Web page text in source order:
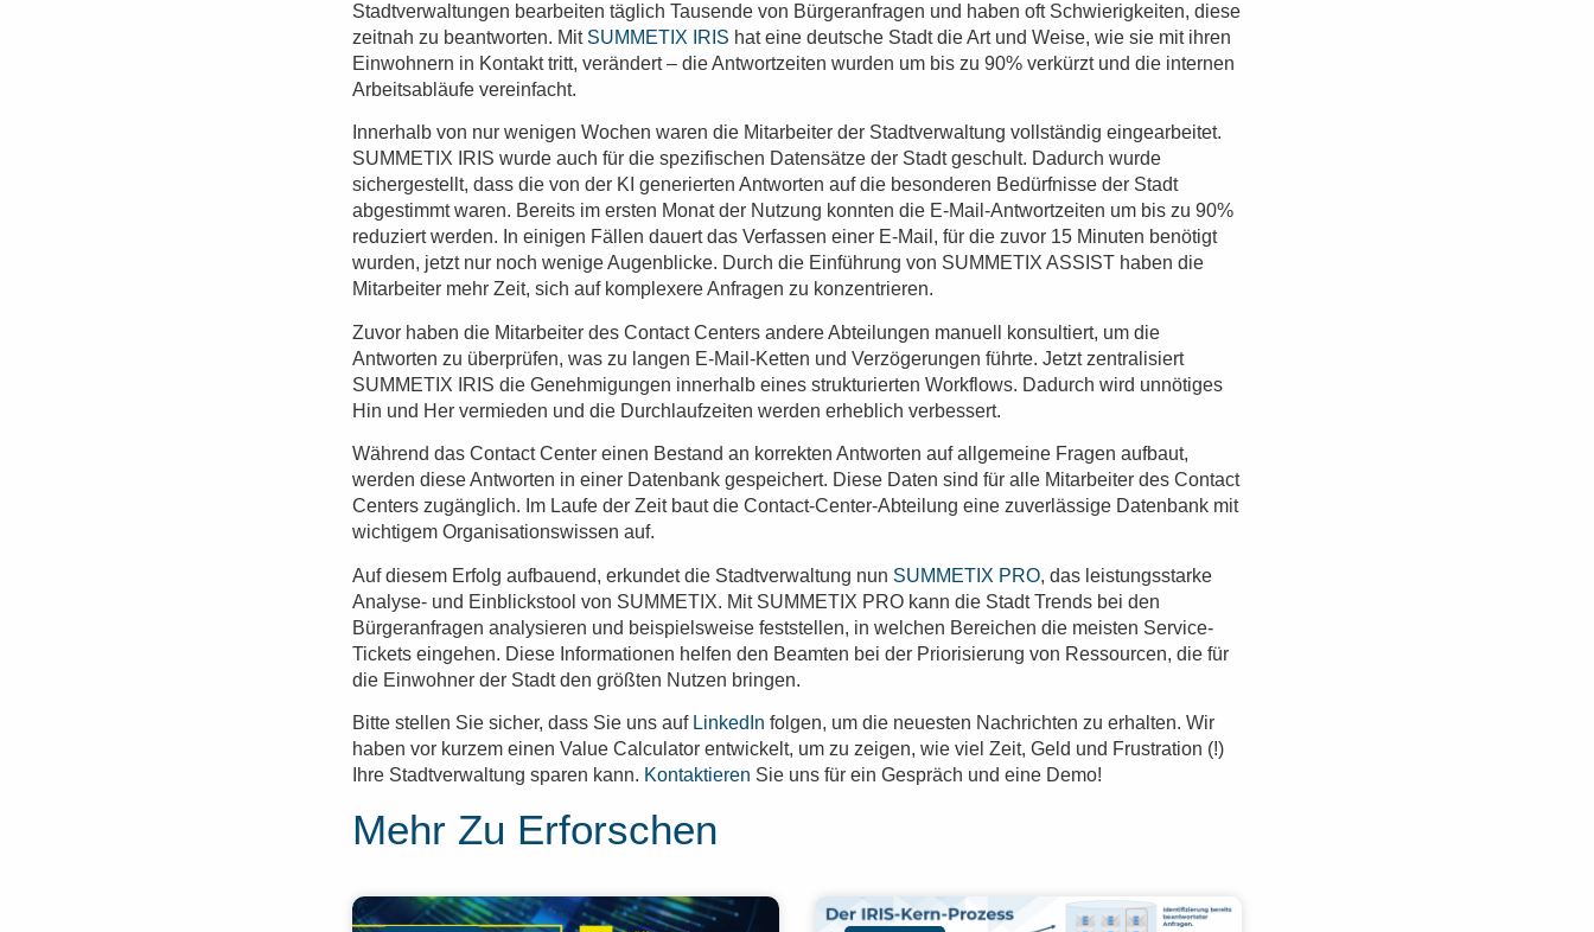
Stadtverwaltungen bearbeiten täglich Tausende von Bürgeranfragen und haben oft Schwierigkeiten, diese
zeitnah zu beantworten. Mit SUMMETIX IRIS hat eine deutsche Stadt die Art und Weise, wie sie mit ihren
Einwohnern in Kontakt tritt, verändert – die Antwortzeiten wurden um bis zu 90% verkürzt und die internen
Arbeitsabläufe vereinfacht.
Innerhalb von nur wenigen Wochen waren die Mitarbeiter der Stadtverwaltung vollständig eingearbeitet.
SUMMETIX IRIS wurde auch für die spezifischen Datensätze der Stadt geschult. Dadurch wurde
sichergestellt, dass die von der KI generierten Antworten auf die besonderen Bedürfnisse der Stadt
abgestimmt waren. Bereits im ersten Monat der Nutzung konnten die E-Mail-Antwortzeiten um bis zu 90%
reduziert werden. In einigen Fällen dauert das Verfassen einer E-Mail, für die zuvor 15 Minuten benötigt
wurden, jetzt nur noch wenige Augenblicke. Durch die Einführung von SUMMETIX ASSIST haben die
Mitarbeiter mehr Zeit, sich auf komplexere Anfragen zu konzentrieren.
Zuvor haben die Mitarbeiter des Contact Centers andere Abteilungen manuell konsultiert, um die
Antworten zu überprüfen, was zu langen E-Mail-Ketten und Verzögerungen führte. Jetzt zentralisiert
SUMMETIX IRIS die Genehmigungen innerhalb eines strukturierten Workflows. Dadurch wird unnötiges
Hin und Her vermieden und die Durchlaufzeiten werden erheblich verbessert.
Während das Contact Center einen Bestand an korrekten Antworten auf allgemeine Fragen aufbaut,
werden diese Antworten in einer Datenbank gespeichert. Diese Daten sind für alle Mitarbeiter des Contact
Centers zugänglich. Im Laufe der Zeit baut die Contact-Center-Abteilung eine zuverlässige Datenbank mit
wichtigem Organisationswissen auf.
Auf diesem Erfolg aufbauend, erkundet die Stadtverwaltung nun SUMMETIX PRO, das leistungsstarke
Analyse- und Einblickstool von SUMMETIX. Mit SUMMETIX PRO kann die Stadt Trends bei den
Bürgeranfragen analysieren und beispielsweise feststellen, in welchen Bereichen die meisten Service-
Tickets eingehen. Diese Informationen helfen den Beamten bei der Priorisierung von Ressourcen, die für
die Einwohner der Stadt den größten Nutzen bringen.
Bitte stellen Sie sicher, dass Sie uns auf LinkedIn folgen, um die neuesten Nachrichten zu erhalten. Wir
haben vor kurzem einen Value Calculator entwickelt, um zu zeigen, wie viel Zeit, Geld und Frustration (!)
Ihre Stadtverwaltung sparen kann. Kontaktieren Sie uns für ein Gespräch und eine Demo!
Mehr Zu Erforschen